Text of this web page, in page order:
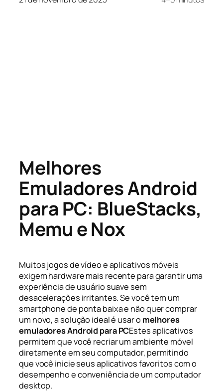
Melhores
Emuladores Android
para PC: BlueStacks,
Memu e Nox
Muitos jogos de vídeo e aplicativos móveis
exigem hardware mais recente para garantir uma
experiência de usuário suave sem
desacelerações irritantes. Se você tem um
smartphone de ponta baixa e não quer comprar
um novo, a solução ideal é usar o melhores
emuladores Android para PCEstes aplicativos
permitem que você recriar um ambiente móvel
diretamente em seu computador, permitindo
que você inicie seus aplicativos favoritos com o
desempenho e conveniência de um computador
desktop.